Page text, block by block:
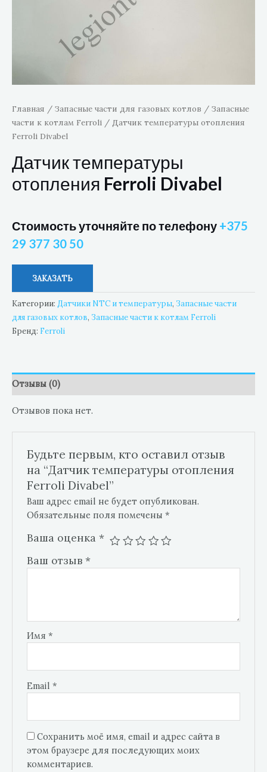
Главная / Запасные части для газовых котлов / Запасные
части к котлам Ferroli / Датчик температуры отопления
Ferroli Divabel
Датчик температуры
отопления Ferroli Divabel
Стоимость уточняйте по телефону +375
29 377 30 50
ЗАКАЗАТЬ
Категории: Датчики NTC и температуры, Запасные части
для газовых котлов, Запасные части к котлам Ferroli
Бренд: Ferroli
Отзывы (0)
Отзывов пока нет.
Будьте первым, кто оставил отзыв
на “Датчик температуры отопления
Ferroli Divabel”
Ваш адрес email не будет опубликован.
Обязательные поля помечены*
Ваша оценка *
Ваш отзыв *
Имя*
Email*
Сохранить моё имя, email и адрес сайта в
этом браузере для последующих моих
комментариев.